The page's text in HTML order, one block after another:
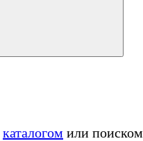
каталогом или поиском